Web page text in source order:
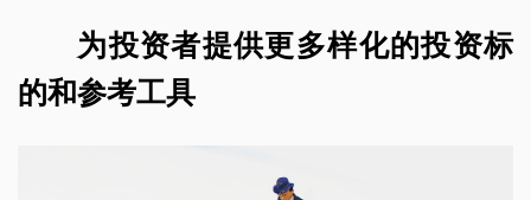
为投资者提供更多样化的投资标
的和参考工具